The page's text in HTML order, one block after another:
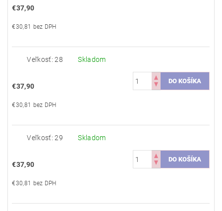
€37,90
€30,81 bez DPH
Veľkosť: 28 Skladom
€37,90
€30,81 bez DPH
Veľkosť: 29 Skladom
€37,90
€30,81 bez DPH